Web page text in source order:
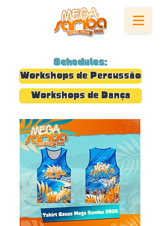
Schedules:
Workshops de Percussão
Workshops de Dança